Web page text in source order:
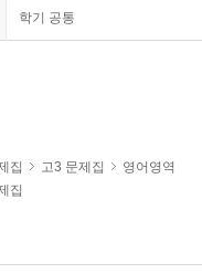
학기 공통
집 고3 문제집
영어영역
집